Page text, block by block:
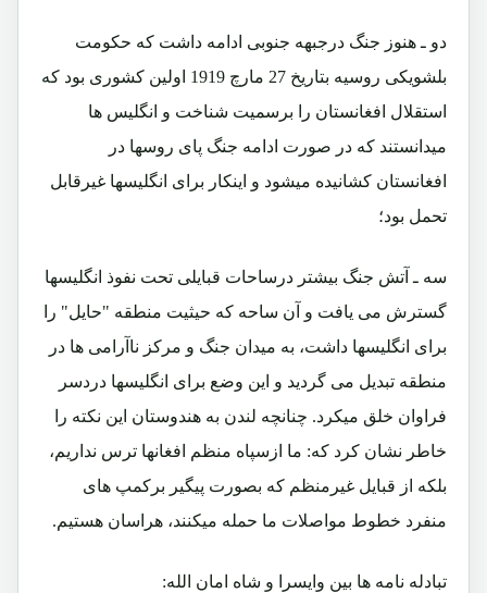
دو ـ هنوز جنگ درجبهه جنوبی ادامه داشت که حکومت
بلشویکی روسیه بتاریخ 27 مارچ 1919 اولین کشوری بود که
استقلال افغانستان را برسمیت شناخت و انگلیس ها
میدانستند که در صورت ادامه جنگ پای روسها در
افغانستان کشانیده میشود و اینکار برای انگلیسها غیرقابل
تحمل بود؛
سه ـ آتش جنگ بیشتر درساحات قبایلی تحت نفوذ انگلیسها
گسترش می یافت و آن ساحه که حیثیت منطقه "حایل" را
برای انگلیسها داشت، به میدان جنگ و مرکز ناآرامی ها در
منطقه تبدیل می گردید و این وضع برای انگلیسها دردسر
فراوان خلق میکرد. چنانچه لندن به هندوستان این نکته را
خاطر نشان کرد که: ما ازسپاه منظم افغانها ترس نداریم،
بلکه از قبایل غیرمنظم که بصورت پیگیر برکمپ های
منفرد خطوط مواصلات ما حمله میکنند، هراسان هستیم.
تبادله نامه ها بین وایسرا و شاه امان الله: